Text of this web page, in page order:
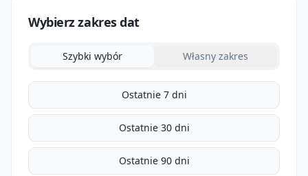
Wybierz zakres dat
Szybki wybór Własny zakres
Ostatnie 7 dni
Ostatnie 30 dni
Ostatnie 90 dni